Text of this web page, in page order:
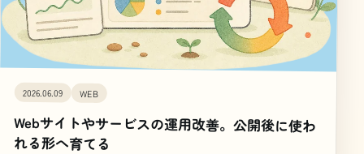
2026.06.09 WEB
Webサイトやサービスの運用改善。公開後に使わ
れる形へ育てる